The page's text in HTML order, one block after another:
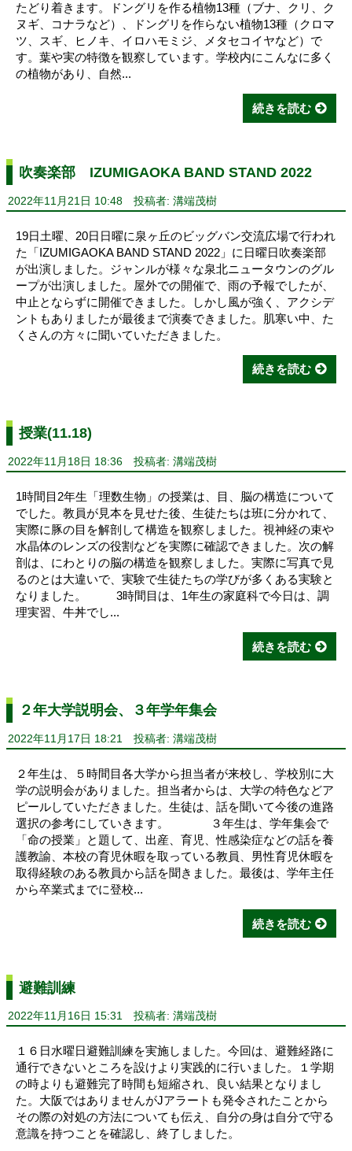
たどり着きます。ドングリを作る植物13種（ブナ、クリ、ク
ヌギ、コナラなど）、ドングリを作らない植物13種（クロマ
ツ、スギ、ヒノキ、イロハモミジ、メタセコイヤなど）で
す。葉や実の特徴を観察しています。学校内にこんなに多く
の植物があり、自然...
続きを読む
吹奏楽部 IZUMIGAOKA BAND STAND 2022
2022年11月21日 10:48 投稿者: 溝端茂樹
19日土曜、20日日曜に泉ヶ丘のビッグバン交流広場で行われ
た「IZUMIGAOKA BAND STAND 2022」に日曜日吹奏楽部
が出演しました。ジャンルが様々な泉北ニュータウンのグル
ープが出演しました。屋外での開催で、雨の予報でしたが、
中止とならずに開催できました。しかし風が強く、アクシデ
ントもありましたが最後まで演奏できました。肌寒い中、た
くさんの方々に聞いていただきました。
続きを読む
授業(11.18)
2022年11月18日 18:36 投稿者: 溝端茂樹
1時間目2年生「理数生物」の授業は、目、脳の構造について
でした。教員が見本を見せた後、生徒たちは班に分かれて、
実際に豚の目を解剖して構造を観察しました。視神経の束や
水晶体のレンズの役割などを実際に確認できました。次の解
剖は、にわとりの脳の構造を観察しました。実際に写真で見
るのとは大違いで、実験で生徒たちの学びが多くある実験と
なりました。 3時間目は、1年生の家庭科で今日は、調
理実習、牛丼でし...
続きを読む
２年大学説明会、３年学年集会
2022年11月17日 18:21 投稿者: 溝端茂樹
２年生は、５時間目各大学から担当者が来校し、学校別に大
学の説明会がありました。担当者からは、大学の特色などア
ピールしていただきました。生徒は、話を聞いて今後の進路
選択の参考にしていきます。 ３年生は、学年集会で
「命の授業」と題して、出産、育児、性感染症などの話を養
護教諭、本校の育児休暇を取っている教員、男性育児休暇を
取得経験のある教員から話を聞きました。最後は、学年主任
から卒業式までに登校...
続きを読む
避難訓練
2022年11月16日 15:31 投稿者: 溝端茂樹
１６日水曜日避難訓練を実施しました。今回は、避難経路に
通行できないところを設けより実践的に行いました。１学期
の時よりも避難完了時間も短縮され、良い結果となりまし
た。大阪ではありませんがJアラートも発令されたことから
その際の対処の方法についても伝え、自分の身は自分で守る
意識を持つことを確認し、終了しました。